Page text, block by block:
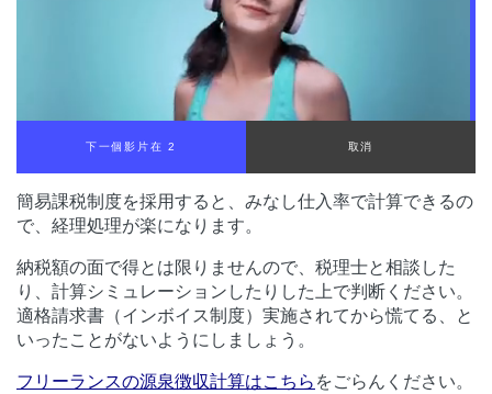
下一個影片在 1 取消
簡易課税制度を採用すると、みなし仕入率で計算できるの
で、経理処理が楽になります。
納税額の面で得とは限りませんので、税理士と相談した
り、計算シミュレーションしたりした上で判断ください。
適格請求書（インボイス制度）実施されてから慌てる、と
いったことがないようにしましょう。
フリーランスの源泉徴収計算はこちら をごらんください。